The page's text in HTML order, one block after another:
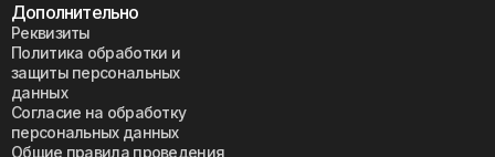
Дополнительно
Реквизиты
Политика обработки и
защиты персональных
данных
Согласие на обработку
персональных данных
Общие правила проведения